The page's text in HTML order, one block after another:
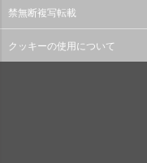
禁無断複写転載
クッキーの使用について